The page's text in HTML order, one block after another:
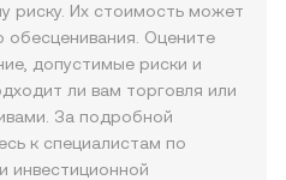
риску. Их стоимость может
обесценивания. Оцените
допустимые риски и
ли вам торговля или
За подробной
к специалистам по
инвестиционной